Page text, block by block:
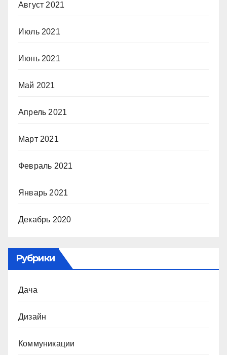
Август 2021
Июль 2021
Июнь 2021
Май 2021
Апрель 2021
Март 2021
Февраль 2021
Январь 2021
Декабрь 2020
Рубрики
Дача
Дизайн
Коммуникации